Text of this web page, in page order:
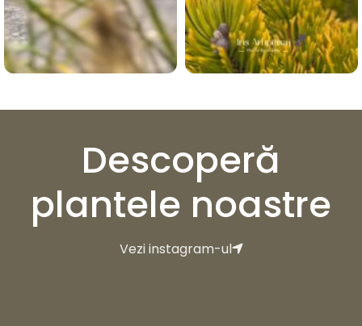
Descoperă
plantele noastre
Vezi instagram-ul